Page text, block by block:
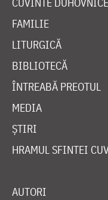
FAMILIE
LITURGICĂ
BIBLIOTECĂ
ÎNTREABĂ PREOTUL
MEDIA
ȘTIRI
HRAMUL SFINTEI
AUTORI